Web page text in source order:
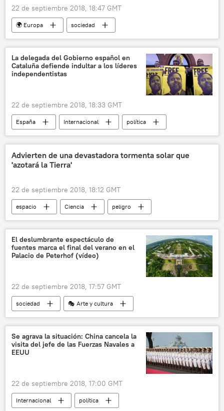
22 de septiembre 2018, 18:47 GMT
🌍 Europa
sociedad
🎭 Arte y cultura
Internacional
Dinamarca
vikingos
cristianismo
noticias
La delegada del Gobierno español en
Cataluña defiende indultar a los líderes
independentistas
22 de septiembre 2018, 18:33 GMT
España Internacional
política
Cataluña
independencia
presos políticos
noticias
Advierten de una devastadora tormenta solar que
'azotará la Tierra'
22 de septiembre 2018, 18:12 GMT
espacio Ciencia
peligro
satélites
comunicación
tormenta solar
erupción noticias
El deslumbrante espectáculo de
fuentes marca el final del verano en el
Palacio de Peterhof (vídeo)
22 de septiembre 2018, 17:57 GMT
sociedad
🎭 Arte y cultura
Internacional
Rusia
San Petersburgo
noticias
Se agrava la situación: China cancela la
visita del jefe de las Fuerzas Navales a
EEUU
22 de septiembre 2018, 17:00 GMT
Internacional
política